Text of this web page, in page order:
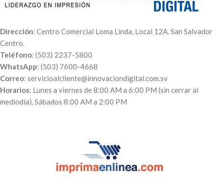
Correo:
4668.
Dirección: Centro Comercial Loma Linda, Local 12A. San Salvador
Centro.
Teléfono: (503) 2237-5800
WhatsApp: (503) 7600-4668
Correo: servicioalcliente@innovaciondigital.com.sv
Horarios: Lunes a viernes de 8:00 AM a 6:00 PM (sin cerrar al
mediodía), Sábados 8:00 AM a 2:00 PM